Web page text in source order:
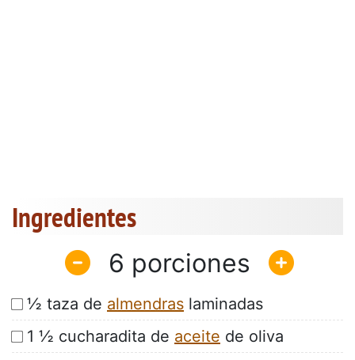
Ingredientes
6
½ taza de almendras laminadas
1 ½ cucharadita de aceite de oliva